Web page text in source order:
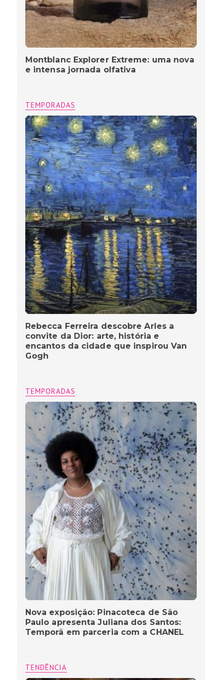
Montblanc Explorer Extreme: uma nova
e intensa jornada olfativa
TEMPORADAS
Rebecca Ferreira descobre Arles a
convite da Dior: arte, história e
encantos da cidade que inspirou Van
Gogh
TEMPORADAS
Nova exposição: Pinacoteca de São
Paulo apresenta Juliana dos Santos:
Temporã em parceria com a CHANEL
TENDÊNCIA